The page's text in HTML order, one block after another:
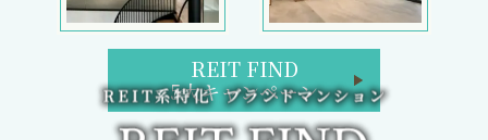
REIT FIND
5大キャンペーン